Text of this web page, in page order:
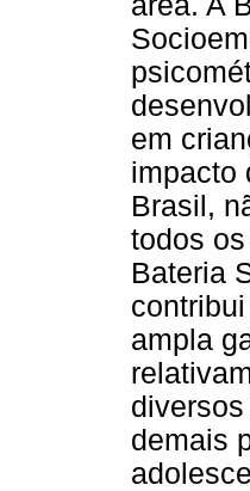
em
impacto
Brasil,
todos
Bateria
ampla
demais